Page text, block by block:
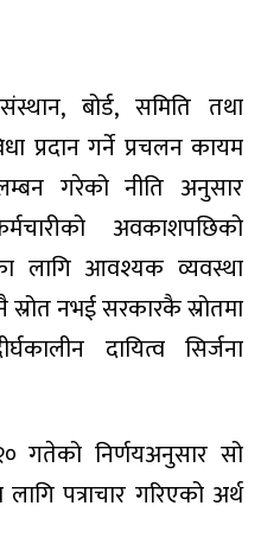
बोर्ड, समिति तथा
प्रदान गर्ने प्रचलन कायम
गरेको नीति अनुसार
अवकाशपछिको
लागि आवश्यक व्यवस्था
नभई सरकारकै स्रोतमा
दायित्व सिर्जना
गतेको निर्णयअनुसार सो
पत्राचार गरिएको अर्थ